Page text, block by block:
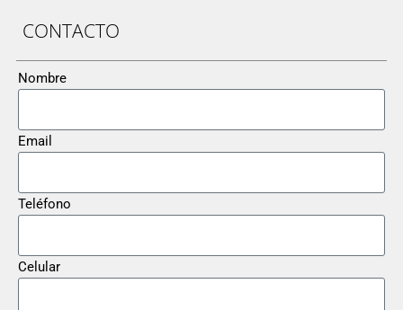
CONTACTO
Nombre
Email
Teléfono
Celular